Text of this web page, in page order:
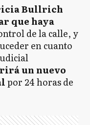
Bullrich
que haya
de la calle, y
en cuanto
un nuevo
por 24 horas de